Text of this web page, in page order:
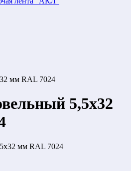
мм RAL 7024
5,5х32